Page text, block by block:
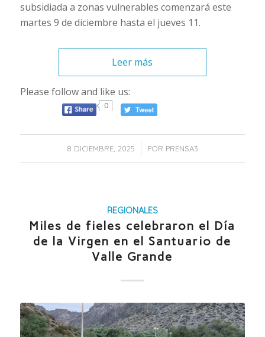
subsidiada a zonas vulnerables comenzará este
martes 9 de diciembre hasta el jueves 11.
Leer más
Please follow and like us:
0
8 DICIEMBRE, 2025
/ POR PRENSA3
REGIONALES
Miles de fieles celebraron el Día
de la Virgen en el Santuario de
Valle Grande